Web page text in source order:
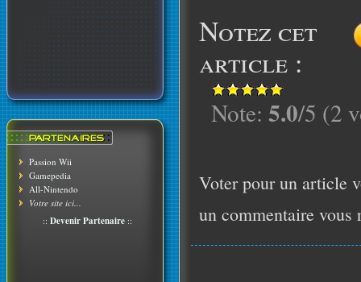
Passion Wii
Gamepedia
All-Nintendo
Votre site ici...
:: Devenir Partenaire ::
Notez cet
article :
Note: 5.0/5 (2
Voter pour un article
un commentaire vous